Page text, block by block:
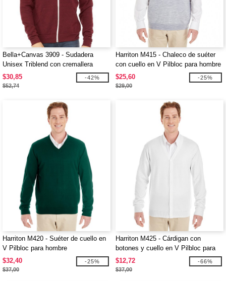
Bella+Canvas 3909 - Sudadera
Unisex Triblend con cremallera
completa
$30,85
$52,74
-42%
Harriton M415 - Chaleco de suéter
con cuello en V Pilbloc para hombre
$25,60
$29,00
-25%
Harriton M420 - Suéter de cuello en
V Pilbloc para hombre
$32,40
$37,00
-25%
Harriton M425 - Cárdigan con
botones y cuello en V Pilbloc para
hombre
$12,72
$37,00
-66%